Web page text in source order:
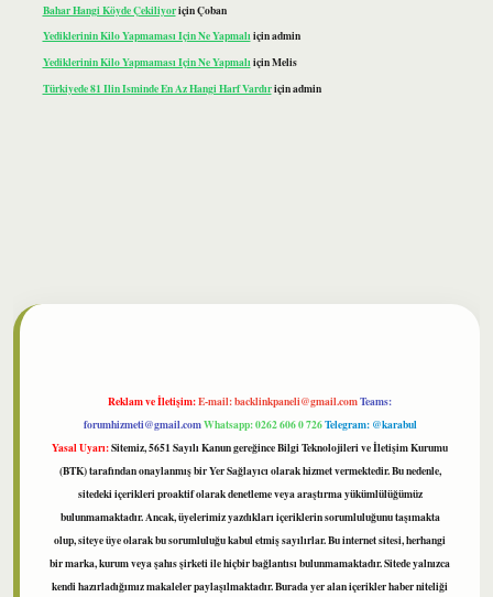
Bahar Hangi Köyde ÇekiliyoriçinÇoban
Yediklerinin Kilo Yapmaması Için Ne Yapmalıiçinadmin
Yediklerinin Kilo Yapmaması Için Ne YapmalıiçinMelis
Türkiyede 81 Ilin Isminde En Az Hangi Harf Vardıriçinadmin
Reklam ve İletişim:E-mail:backlinkpaneli@gmail.comTeams:
forumhizmeti@gmail.comWhatsapp: 0262 606 0 726Telegram: @karabul
Yasal Uyarı:Sitemiz, 5651 Sayılı Kanun gereğince Bilgi Teknolojileri ve İletişim Kurumu
(BTK) tarafından onaylanmış bir Yer Sağlayıcı olarak hizmet vermektedir. Bu nedenle,
sitedeki içerikleri proaktif olarak denetleme veya araştırma yükümlülüğümüz
bulunmamaktadır. Ancak, üyelerimiz yazdıkları içeriklerin sorumluluğunu taşımakta
olup, siteye üye olarak bu sorumluluğu kabul etmiş sayılırlar. Bu internet sitesi, herhangi
bir marka, kurum veya şahıs şirketi ile hiçbir bağlantısı bulunmamaktadır. Sitede yalnızca
kendi hazırladığımız makaleler paylaşılmaktadır. Burada yer alan içerikler haber niteliği